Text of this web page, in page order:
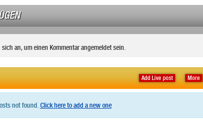
an, um einen Kommentar angemeldet sein.
More
Add Live post
not found. Click here to add a new one